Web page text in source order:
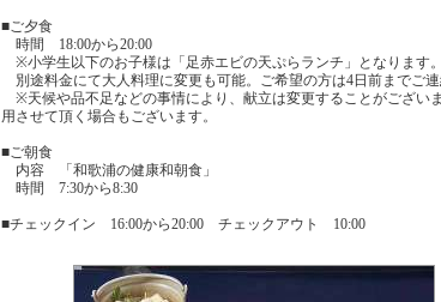
■ご夕食
時間 18:00から20:00
※小学生以下のお子様は「足赤エビの天ぷらランチ」となります。
別途料金にて大人料理に変更も可能。ご希望の方は4日前までご連
※天候や品不足などの事情により、献立は変更することがござい
用させて頂く場合もございます。
■ご朝食
内容 「和歌浦の健康和朝食」
時間 7:30から8:30
■チェックイン 16:00から20:00 チェックアウト 10:00